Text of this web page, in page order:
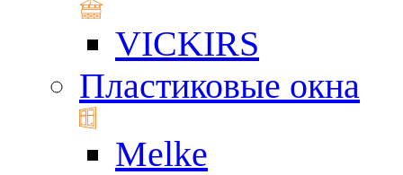
VICKIRS
Пластиковые окна
Melke